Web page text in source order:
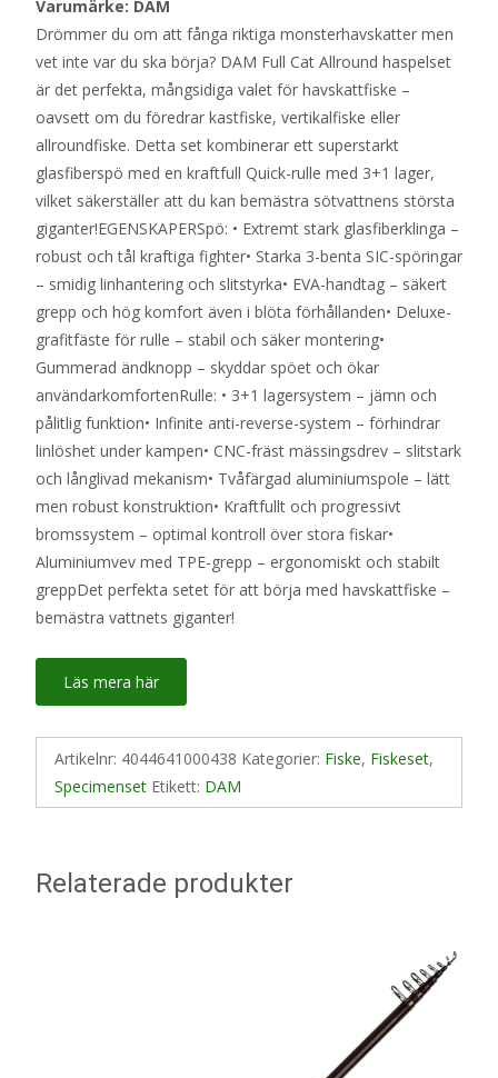
Varumärke: DAM
Drömmer du om att fånga riktiga monsterhavskatter men
vet inte var du ska börja? DAM Full Cat Allround haspelset
är det perfekta, mångsidiga valet för havskattfiske –
oavsett om du föredrar kastfiske, vertikalfiske eller
allroundfiske. Detta set kombinerar ett superstarkt
glasfiberspö med en kraftfull Quick-rulle med 3+1 lager,
vilket säkerställer att du kan bemästra sötvattnens största
giganter!EGENSKAPERSpö: • Extremt stark glasfiberklinga –
robust och tål kraftiga fighter• Starka 3-benta SIC-spöringar
– smidig linhantering och slitstyrka• EVA-handtag – säkert
grepp och hög komfort även i blöta förhållanden• Deluxe-
grafitfäste för rulle – stabil och säker montering•
Gummerad ändknopp – skyddar spöet och ökar
användarkomfortenRulle: • 3+1 lagersystem – jämn och
pålitlig funktion• Infinite anti-reverse-system – förhindrar
linlöshet under kampen• CNC-fräst mässingsdrev – slitstark
och långlivad mekanism• Tvåfärgad aluminiumspole – lätt
men robust konstruktion• Kraftfullt och progressivt
bromssystem – optimal kontroll över stora fiskar•
Aluminiumvev med TPE-grepp – ergonomiskt och stabilt
greppDet perfekta setet för att börja med havskattfiske –
bemästra vattnets giganter!
Läs mera här
Artikelnr: 4044641000438 Kategorier: Fiske, Fiskeset,
Specimenset Etikett: DAM
Relaterade produkter